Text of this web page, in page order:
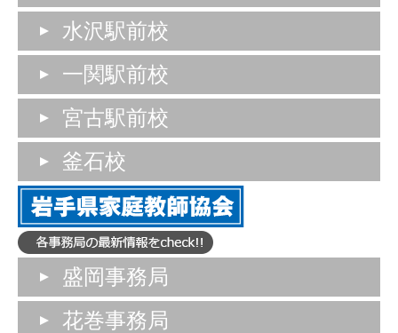
水沢駅前校
一関駅前校
宮古駅前校
釜石校
盛岡事務局
花巻事務局